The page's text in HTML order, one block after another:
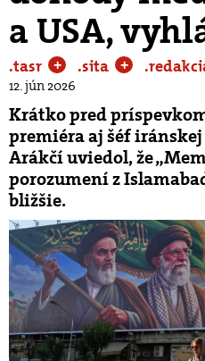
a USA,
.tasr + .sita +
12. jún 2026
Krátko pred
premiéra aj šéf
Arákčí uviedol, že
porozumení z
bližšie.